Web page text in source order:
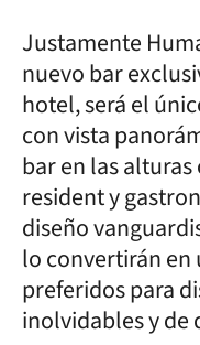
Justamente
nuevo bar
hotel, será el
con vista
bar en las
resident y
diseño
lo convertirán en
preferidos para
inolvidables y de